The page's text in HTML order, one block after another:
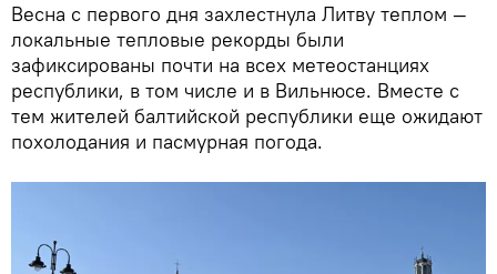
Весна с первого дня захлестнула Литву теплом —
локальные тепловые рекорды были
зафиксированы почти на всех метеостанциях
республики, в том числе и в Вильнюсе. Вместе с
тем жителей балтийской республики еще ожидают
похолодания и пасмурная погода.